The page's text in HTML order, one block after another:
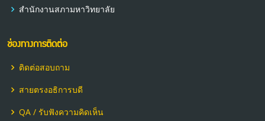
สำนักงานสภามหาวิทยาลัย
ช่องทางการติดต่อ
ติดต่อสอบถาม
สายตรงอธิการบดี
QA / รับฟังความคิดเห็น